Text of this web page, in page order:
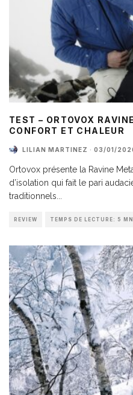
TEST – ORTOVOX
CONFORT ET CHALEUR
LILIAN MARTINEZ · 03/01/
Ortovox présente la Ravine
d’isolation qui fait le pari
traditionnels...
REVIEW TEMPS DE LECTURE: 5 MN